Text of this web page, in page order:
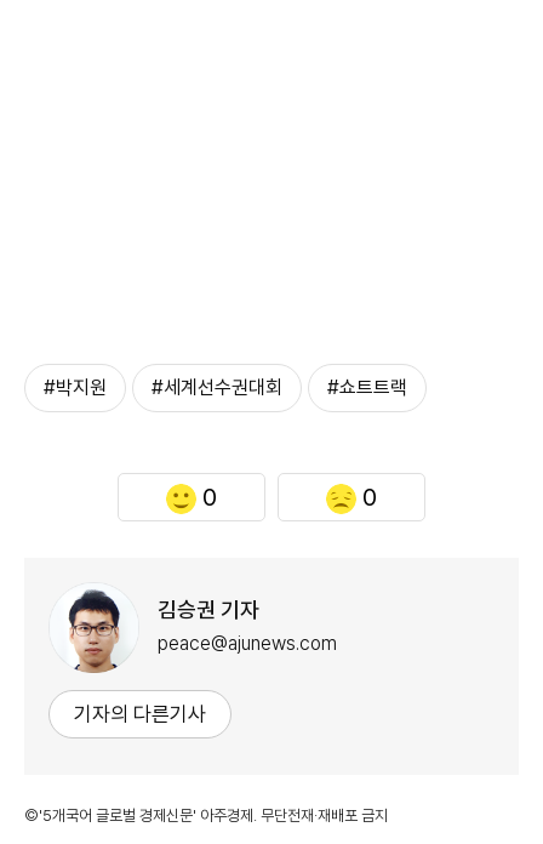
#박지원 #세계선수권대회 #쇼트트랙
0 0
김승권 기자
peace@ajunews.com
기자의 다른기사
©'5개국어 글로벌 경제신문' 아주경제. 무단전재·재배포 금지